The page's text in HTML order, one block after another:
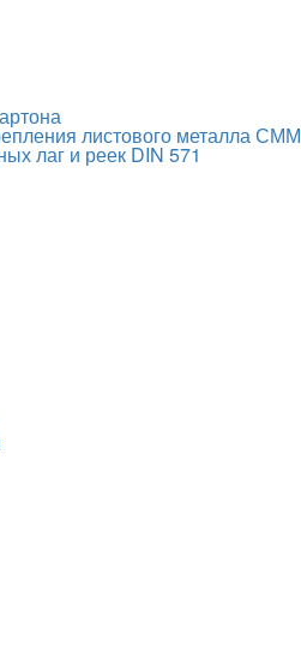
листового металла СММ
лаг и реек DIN 571